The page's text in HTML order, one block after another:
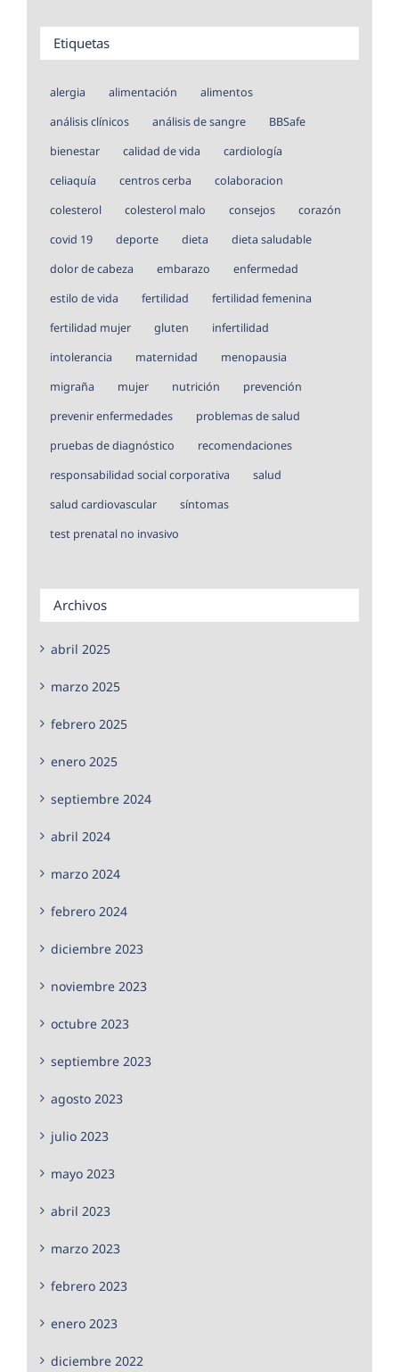
Etiquetas
alergia alimentación
alimentos
análisis clínicos
análisis de sangre
BBSafe
bienestar
calidad de vida
cardiología
celiaquía
centros cerba
colaboracion
colesterol
colesterol malo consejos
corazón
covid 19
deporte dieta
dieta saludable
dolor de cabeza
embarazo
enfermedad
estilo de vida
fertilidad
fertilidad femenina
fertilidad mujer
gluten
infertilidad
intolerancia
maternidad
menopausia
migraña
mujer nutrición
prevención
prevenir enfermedades
problemas de salud
pruebas de diagnóstico
recomendaciones
responsabilidad social corporativa
salud
salud cardiovascular
síntomas
test prenatal no invasivo
Archivos
abril 2025
marzo 2025
febrero 2025
enero 2025
septiembre 2024
abril 2024
marzo 2024
febrero 2024
diciembre 2023
noviembre 2023
octubre 2023
septiembre 2023
agosto 2023
julio 2023
mayo 2023
abril 2023
marzo 2023
febrero 2023
enero 2023
diciembre 2022